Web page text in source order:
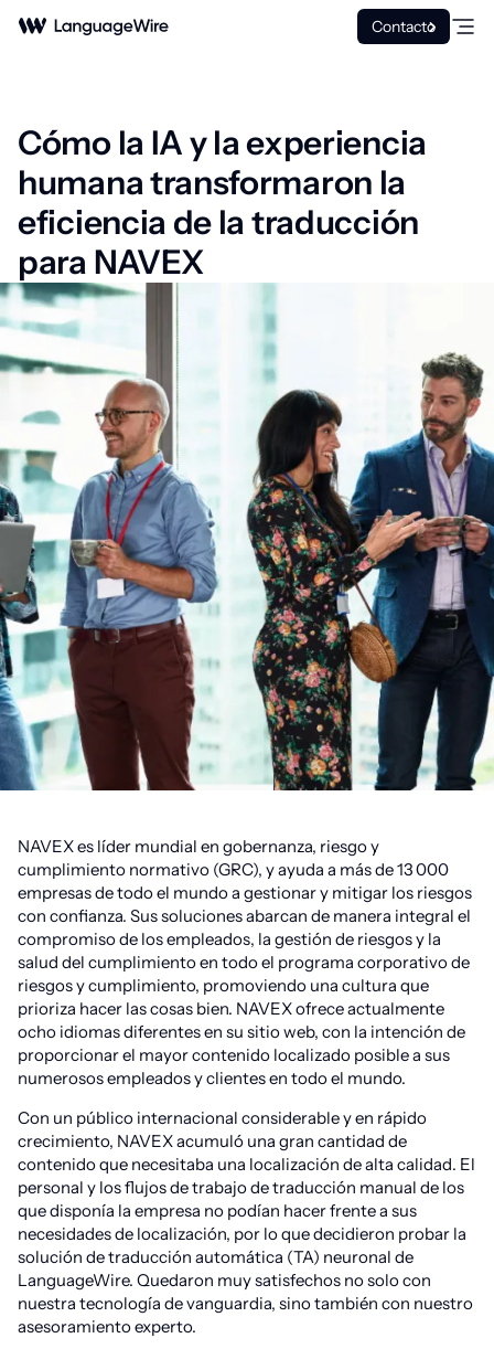
Contacto
Cómo la IA y la experiencia
humana transformaron la
eficiencia de la traducción
para NAVEX
NAVEX es líder mundial en gobernanza, riesgo y
cumplimiento normativo (GRC), y ayuda a más de 13 000
empresas de todo el mundo a gestionar y mitigar los riesgos
con confianza. Sus soluciones abarcan de manera integral el
compromiso de los empleados, la gestión de riesgos y la
salud del cumplimiento en todo el programa corporativo de
riesgos y cumplimiento, promoviendo una cultura que
prioriza hacer las cosas bien. NAVEX ofrece actualmente
ocho idiomas diferentes en su sitio web, con la intención de
proporcionar el mayor contenido localizado posible a sus
numerosos empleados y clientes en todo el mundo.
Con un público internacional considerable y en rápido
crecimiento, NAVEX acumuló una gran cantidad de
contenido que necesitaba una localización de alta calidad. El
personal y los flujos de trabajo de traducción manual de los
que disponía la empresa no podían hacer frente a sus
necesidades de localización, por lo que decidieron probar la
solución de traducción automática (TA) neuronal de
LanguageWire. Quedaron muy satisfechos no solo con
nuestra tecnología de vanguardia, sino también con nuestro
asesoramiento experto.